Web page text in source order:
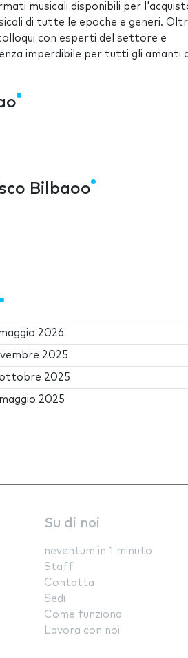
musicali disponibili per
di tutte le epoche e generi.
con esperti del settore e
imperdibile per tutti gli amanti
Bilbaoo
2026
2025
2025
2025
Su di noi
neventum in 1 minuto
Staff
Contatta
Sedi
Come funziona
Lavora con noi